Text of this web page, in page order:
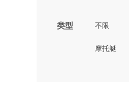
类型 不限
摩托艇